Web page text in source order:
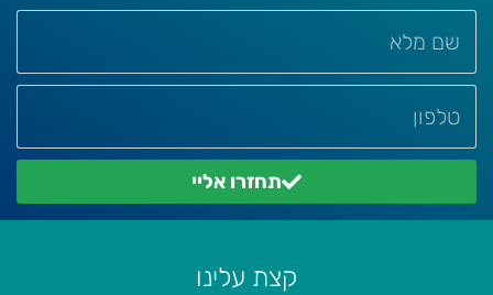
תחזרו אליי
קצת עלינו